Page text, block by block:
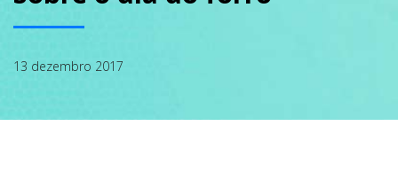
13 dezembro 2017